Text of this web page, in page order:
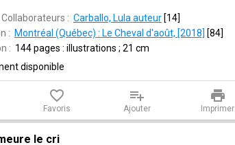
: Carballo, Lula auteur [14]
: Montréal (Québec) : Le Cheval d'août, [2018] [84]
: 144 pages : illustrations ; 21 cm
disponible
favorite_border
Favoris
playlist_add
Ajouter
print
Imprimer
le cri